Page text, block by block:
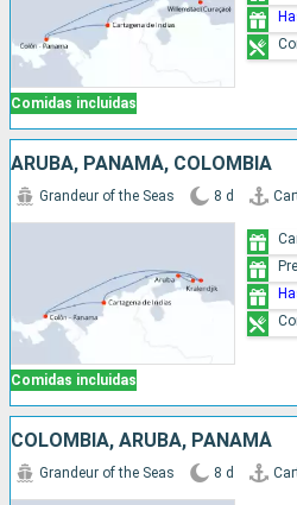
Comidas incluidas
ARUBA, PANAMÁ, COLOMBIA
Comidas incluidas
Grandeur of the Seas 8 d
COLOMBIA, ARUBA, PANAMÁ
Grandeur of the Seas 8 d